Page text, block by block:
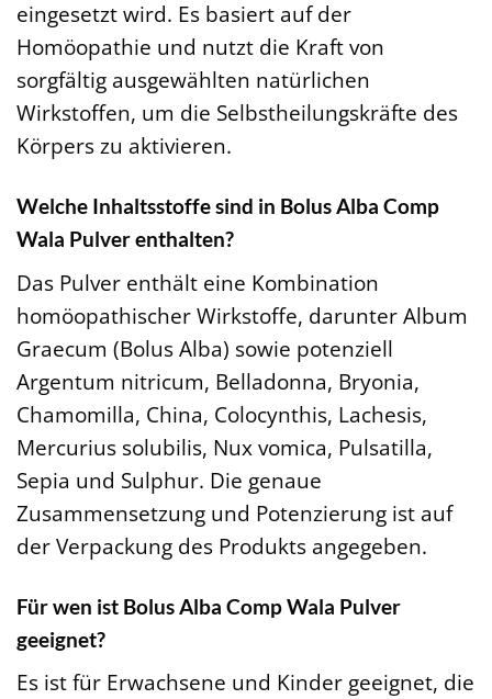
eingesetzt wird. Es basiert auf der
Homöopathie und nutzt die Kraft von
sorgfältig ausgewählten natürlichen
Wirkstoffen, um die Selbstheilungskräfte des
Körpers zu aktivieren.
Welche Inhaltsstoffe sind in Bolus Alba Comp
Wala Pulver enthalten?
Das Pulver enthält eine Kombination
homöopathischer Wirkstoffe, darunter Album
Graecum (Bolus Alba) sowie potenziell
Argentum nitricum, Belladonna, Bryonia,
Chamomilla, China, Colocynthis, Lachesis,
Mercurius solubilis, Nux vomica, Pulsatilla,
Sepia und Sulphur. Die genaue
Zusammensetzung und Potenzierung ist auf
der Verpackung des Produkts angegeben.
Für wen ist Bolus Alba Comp Wala Pulver
geeignet?
Es ist für Erwachsene und Kinder geeignet, die